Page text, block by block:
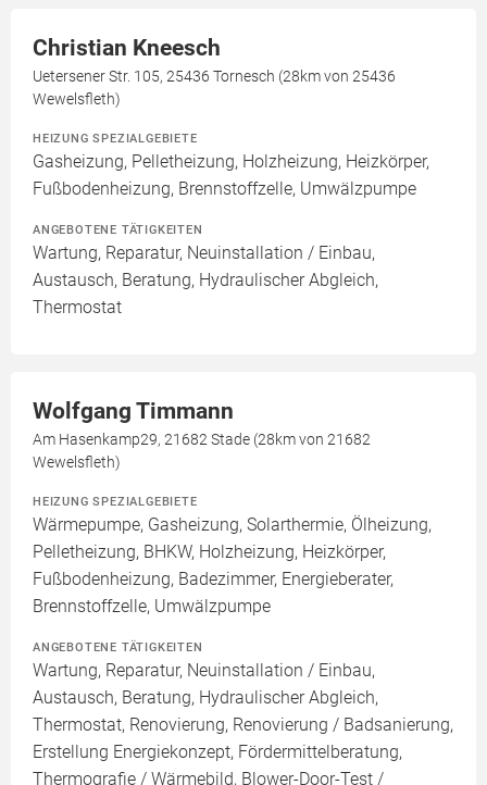
Christian Kneesch
Uetersener Str. 105, 25436 Tornesch (28km von 25436
Wewelsfleth)
HEIZUNG SPEZIALGEBIETE
Gasheizung, Pelletheizung, Holzheizung, Heizkörper,
Fußbodenheizung, Brennstoffzelle, Umwälzpumpe
ANGEBOTENE TÄTIGKEITEN
Wartung, Reparatur, Neuinstallation / Einbau,
Austausch, Beratung, Hydraulischer Abgleich,
Thermostat
Wolfgang Timmann
Am Hasenkamp29, 21682 Stade (28km von 21682
Wewelsfleth)
HEIZUNG SPEZIALGEBIETE
Wärmepumpe, Gasheizung, Solarthermie, Ölheizung,
Pelletheizung, BHKW, Holzheizung, Heizkörper,
Fußbodenheizung, Badezimmer, Energieberater,
Brennstoffzelle, Umwälzpumpe
ANGEBOTENE TÄTIGKEITEN
Wartung, Reparatur, Neuinstallation / Einbau,
Austausch, Beratung, Hydraulischer Abgleich,
Thermostat, Renovierung, Renovierung / Badsanierung,
Erstellung Energiekonzept, Fördermittelberatung,
Thermografie / Wärmebild, Blower-Door-Test /